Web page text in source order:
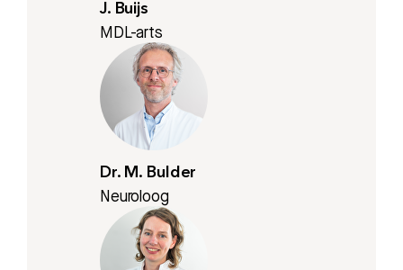
J. Buijs
MDL-arts
Dr. M. Bulder
Neuroloog